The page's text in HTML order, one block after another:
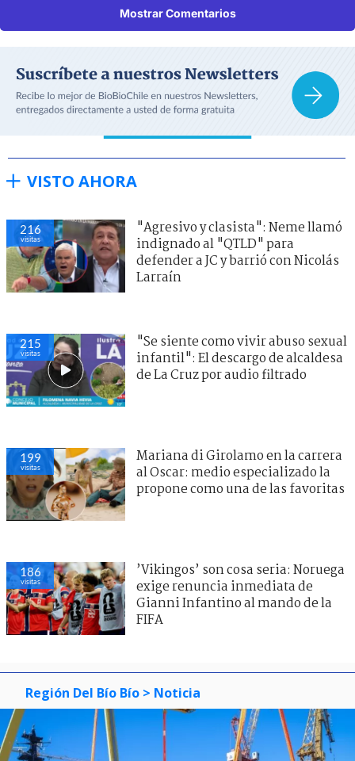
Mostrar Comentarios
VISTO AHORA
216
visitas
"Agresivo y clasista": Neme llamó
indignado al "QTLD" para
defender a JC y barrió con Nicolás
Larraín
215
visitas
"Se siente como vivir abuso sexual
infantil": El descargo de alcaldesa
de La Cruz por audio filtrado
199
visitas
Mariana di Girolamo en la carrera
al Oscar: medio especializado la
propone como una de las favoritas
186
visitas
’Vikingos’ son cosa seria: Noruega
exige renuncia inmediata de
Gianni Infantino al mando de la
FIFA
Región Del Bío Bío > Noticia